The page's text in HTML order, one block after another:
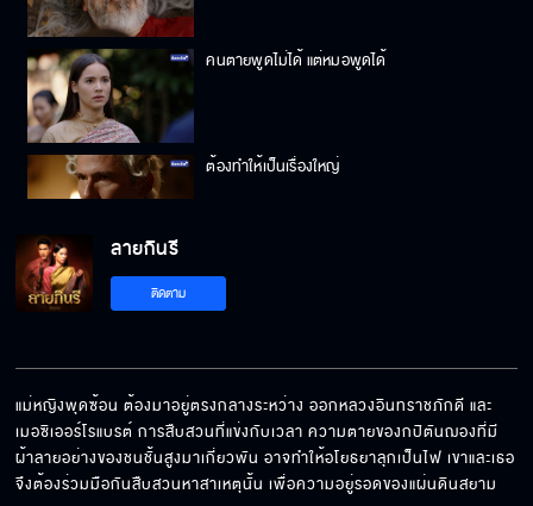
คนตายพูดไม่ได้ แต่หมอพูดได้
ต้องทำให้เป็นเรื่องใหญ่
ทำไมถึงมายุ่งกับศพอีก
ชายผู้นี้ตายก่อนจมน้ำ
ลายกินรี
ติดตาม
แม่หญิงพุดซ้อน ต้องมาอยู่ตรงกลางระหว่าง ออกหลวงอินทราชภักดี และ
เมอซิเออร์โรแบรต์ การสืบสวนที่แข่งกับเวลา ความตายของกปิตันฌองที่มี
ผ้าลายอย่างของชนชั้นสูงมาเกี่ยวพัน อาจทำให้อโยธยาลุกเป็นไฟ เขาและเธอ
จึงต้องร่วมมือกันสืบสวนหาสาเหตุนั้น เพื่อความอยู่รอดของแผ่นดินสยาม